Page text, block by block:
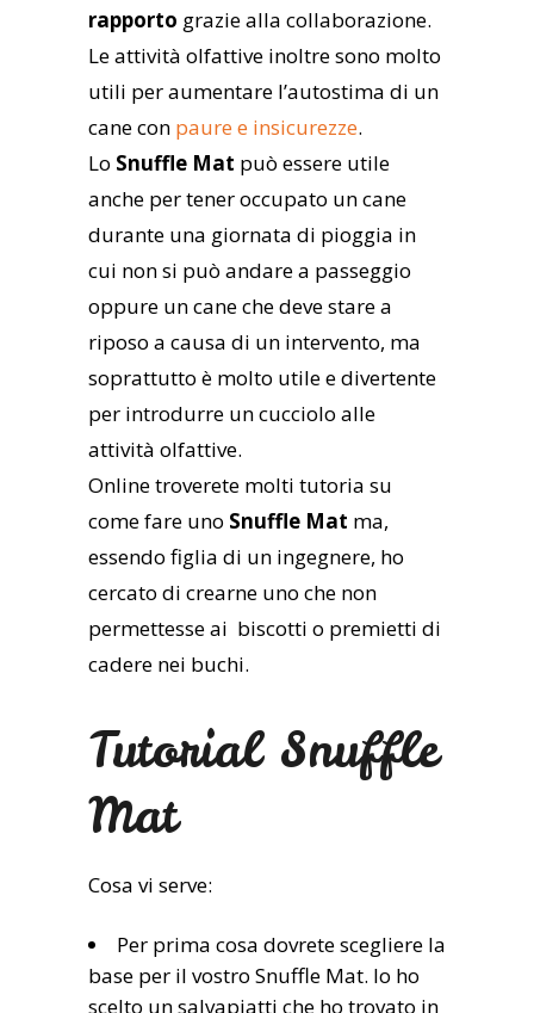
rapporto grazie alla collaborazione.
Le attività olfattive inoltre sono molto
utili per aumentare l’autostima di un
cane con paure e insicurezze.
Lo Snuffle Mat può essere utile
anche per tener occupato un cane
durante una giornata di pioggia in
cui non si può andare a passeggio
oppure un cane che deve stare a
riposo a causa di un intervento, ma
soprattutto è molto utile e divertente
per introdurre un cucciolo alle
attività olfattive.
Online troverete molti tutoria su
come fare uno Snuffle Mat ma,
essendo figlia di un ingegnere, ho
cercato di crearne uno che non
permettesse ai biscotti o premietti di
cadere nei buchi.
Tutorial Snuffle
Mat
Cosa vi serve:
Per prima cosa dovrete scegliere la
base per il vostro Snuffle Mat. Io ho
scelto un salvapiatti che ho trovato in